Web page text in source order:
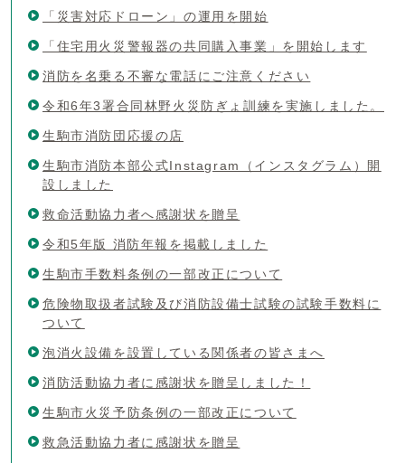
「災害対応ドローン」の運用を開始
「住宅用火災警報器の共同購入事業」を開始します
消防を名乗る不審な電話にご注意ください
令和6年3署合同林野火災防ぎょ訓練を実施しました。
生駒市消防団応援の店
生駒市消防本部公式Instagram（インスタグラム）開
設しました
救命活動協力者へ感謝状を贈呈
令和5年版 消防年報を掲載しました
生駒市手数料条例の一部改正について
危険物取扱者試験及び消防設備士試験の試験手数料に
ついて
泡消火設備を設置している関係者の皆さまへ
消防活動協力者に感謝状を贈呈しました！
生駒市火災予防条例の一部改正について
救急活動協力者に感謝状を贈呈